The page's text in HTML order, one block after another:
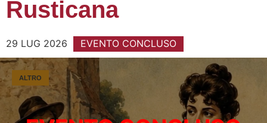
Rusticana
29 LUG 2026 EVENTO CONCLUSO
ALTRO